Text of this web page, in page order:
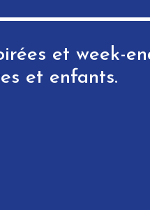
et week-
et enfants.